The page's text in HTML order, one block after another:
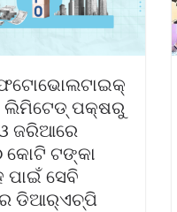
ଲିମିଟେଡ୍ ପକ୍ଷରୁ
ଜରିଆରେ
ଟଙ୍କା
ପାଇଁ ସେବି
ଡିଆର୍‌ଏଚ୍‌ପି